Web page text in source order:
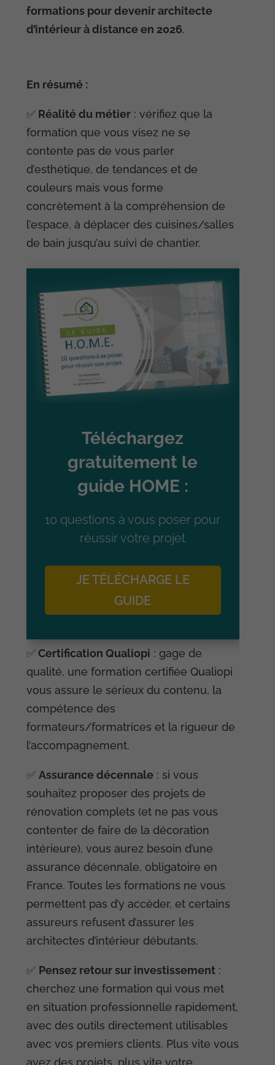
formations pour devenir architecte
d’intérieur à distance en 2026.
En résumé :
✅ Réalité du métier : vérifiez que la
formation que vous visez ne se
contente pas de vous parler
d’esthétique, de tendances et de
couleurs mais vous forme
concrètement à la compréhension de
l’espace, à déplacer des cuisines/salles
de bain jusqu’au suivi de chantier.
Téléchargez
gratuitement le
guide HOME :
10 questions à vous poser pour
réussir votre projet
JE TÉLÉCHARGE LE
GUIDE
✅Certification Qualiopi : gage de
qualité, une formation certifiée Qualiopi
vous assure le sérieux du contenu, la
compétence des
formateurs/formatrices et la rigueur de
l’accompagnement.
✅Assurance décennale : si vous
souhaitez proposer des projets de
rénovation complets (et ne pas vous
contenter de faire de la décoration
intérieure), vous aurez besoin d’une
assurance décennale, obligatoire en
France. Toutes les formations ne vous
permettent pas d’y accéder, et certains
assureurs refusent d’assurer les
architectes d’intérieur débutants.
✅ Pensez retour sur investissement :
cherchez une formation qui vous met
en situation professionnelle rapidement,
avec des outils directement utilisables
avec vos premiers clients. Plus vite vous
avez des projets, plus vite votre